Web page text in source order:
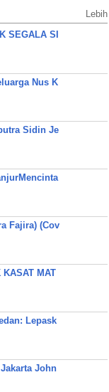
Lebih
SEGALA SI
Nus K
Sidin Je
Fajira) (Cov
MAT
Lepask
John